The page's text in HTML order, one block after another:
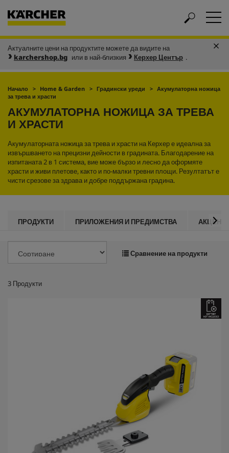
Актуалните цени на продуктите можете да видите на
karchershop.bg или в най-близкия Керхер Център .
Начало Home & Garden Градински уреди
Акумулаторна ножица
за трева и храсти
АКУМУЛАТОРНА НОЖИЦА ЗА ТРЕВА
И ХРАСТИ
Акумулаторната ножица за трева и храсти на Керхер е идеална за
извършването на прецизни дейности в градината. Благодарение на
изпитаната 2 в 1 система, вие може бързо и лесно да оформяте
храсти и живи плетове, както и по-малки тревни площи. Резултатът е
чисти срезове за здрава и добре поддържана градина.
ПРОДУКТИ ПРИЛОЖЕНИЯ И ПРЕДИМСТВА
Сравнение на продукти
3 Продукти